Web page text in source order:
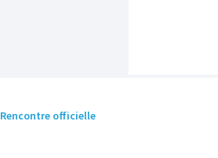
Rencontre officielle